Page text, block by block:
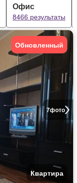
Офис
8466 результаты
7фото
Обновленный
Квартира